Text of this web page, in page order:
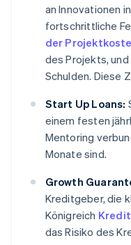
an Innovationen
fortschrittliche
der
des Projekts,
Schulden. Diese
Start Up Loans:
einem festen
Mentoring
Monate sind.
Growth
Kreditgeber, die
Königreich
das Risiko des